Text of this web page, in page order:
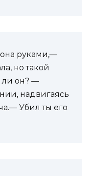
руками,—
но такой
ли он? —
надвигаясь
Убил ты его